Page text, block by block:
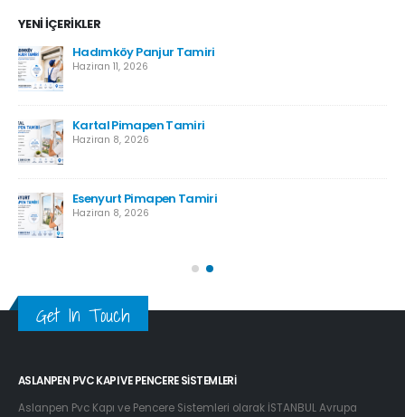
YENI İÇERIKLER
Hadımköy Panjur Tamiri
Haziran 11, 2026
Kartal Pimapen Tamiri
Haziran 8, 2026
Esenyurt Pimapen Tamiri
Haziran 8, 2026
Get In Touch
ASLANPEN PVC KAPI VE PENCERE SISTEMLERI
Aslanpen Pvc Kapı ve Pencere Sistemleri olarak İSTANBUL Avrupa